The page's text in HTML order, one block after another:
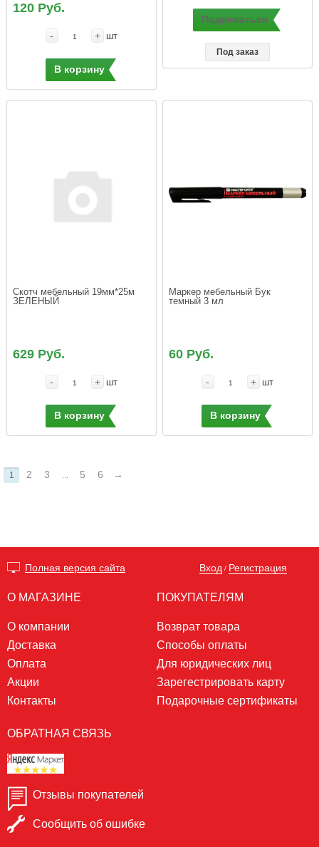
120 Руб.
- + шт
В корзину
Подписаться
Под заказ
Скотч мебельный 19мм*25м
ЗЕЛЕНЫЙ
629 Руб.
- + шт
В корзину
Маркер мебельный Бук
темный 3 мл
60 Руб.
- + шт
В корзину
1 2 3 5 6 →
Полная версия сайта Вход / Регистрация
О МАГАЗИНЕ
О компании
Доставка
Оплата
Акции
Контакты
ПОКУПАТЕЛЯМ
Возврат товара
Способы оплаты
Для юридических лиц
Зарегестрировать карту
Подарочные сертификаты
ОБРАТНАЯ СВЯЗЬ
Отзывы покупателей
Сообщить об ошибке